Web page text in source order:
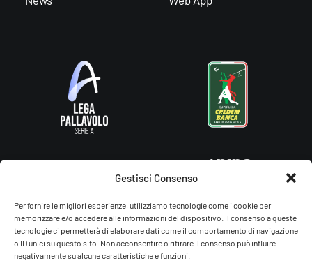
Gestisci Consenso
Per fornire le migliori esperienze, utilizziamo tecnologie come i cookie per
memorizzare e/o accedere alle informazioni del dispositivo. Il consenso a queste
tecnologie ci permetterà di elaborare dati come il comportamento di navigazione
o ID unici su questo sito. Non acconsentire o ritirare il consenso può influire
negativamente su alcune caratteristiche e funzioni.